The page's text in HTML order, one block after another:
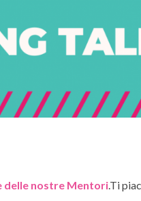
delle nostre Mentori.Ti